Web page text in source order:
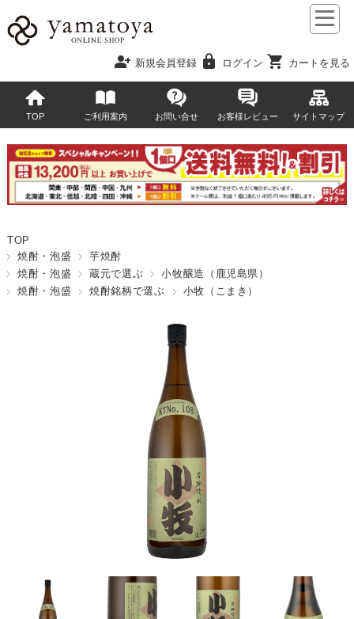
person_add 新規会員登録 lock ログイン shopping_cart カートを見る
TOP ご利用案内 お問い合せ お客様レビュー サイトマップ
TOP
焼酎・泡盛
芋焼酎
焼酎・泡盛
蔵元で選ぶ
小牧醸造（鹿児島県）
焼酎・泡盛
焼酎銘柄で選ぶ 小牧（こまき）